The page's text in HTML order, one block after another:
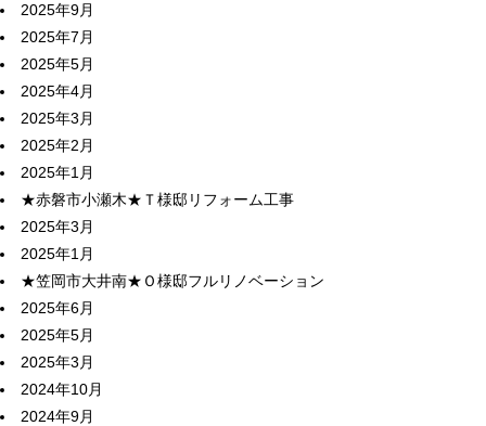
2025年9月
2025年7月
2025年5月
2025年4月
2025年3月
2025年2月
2025年1月
★赤磐市小瀬木★Ｔ様邸リフォーム工事
2025年3月
2025年1月
★笠岡市大井南★Ｏ様邸フルリノベーション
2025年6月
2025年5月
2025年3月
2024年10月
2024年9月